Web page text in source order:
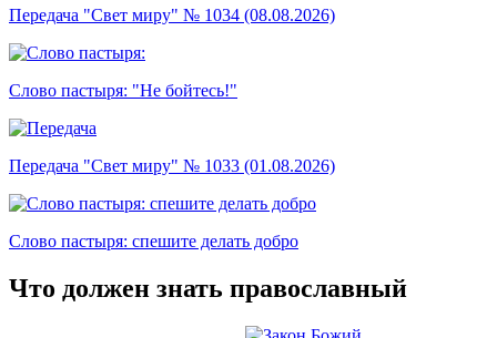
Передача "Свет миру" № 1034 (08.08.2026)
Слово пастыря: "Не бойтесь!"
Передача "Свет миру" № 1033 (01.08.2026)
Слово пастыря: спешите делать добро
Что должен знать православный